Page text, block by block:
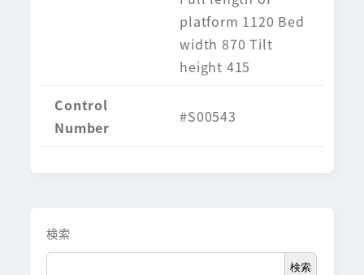
platform 1120 Bed
width 870 Tilt
height 415
Control
Number
#S00543
検索
検索